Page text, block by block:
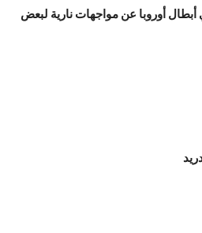
أوروبا عن مواجهات نارية لبعض